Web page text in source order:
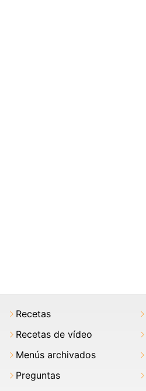
Recetas
Recetas de vídeo
Menús archivados
Preguntas